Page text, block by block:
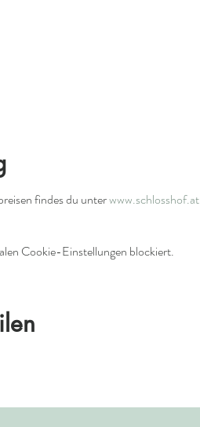
findes du unter www.schlosshof.at
Cookie-Einstellungen blockiert.